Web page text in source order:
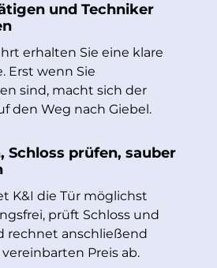
und Techniker
erhalten Sie eine klare
Erst wenn Sie
sind, macht sich der
den Weg nach Giebel.
Schloss prüfen, sauber
K&I die Tür möglichst
prüft Schloss und
rechnet anschließend
Preis ab.